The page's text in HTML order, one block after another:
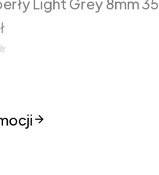
Light Grey 8mm 35